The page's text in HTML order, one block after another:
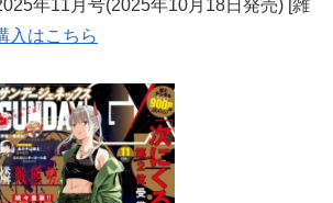
年11月号(2025年10月18日発売) [雑
入はこちら